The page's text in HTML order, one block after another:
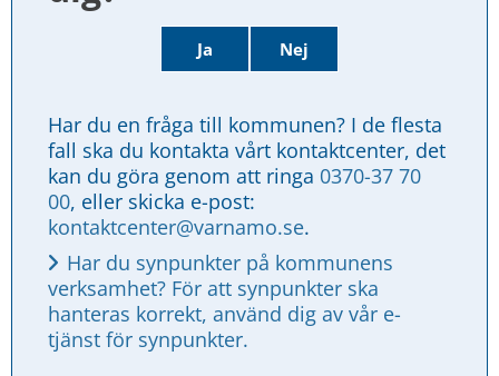
Ja Nej
Har du en fråga till kommunen? I de flesta
fall ska du kontakta vårt kontaktcenter, det
kan du göra genom att ringa 0370-37 70
00
kontaktcenter@varnamo.se.
Har du synpunkter på kommunens
verksamhet? För att synpunkter ska
hanteras korrekt, använd dig av vår e-
tjänst för synpunkter.